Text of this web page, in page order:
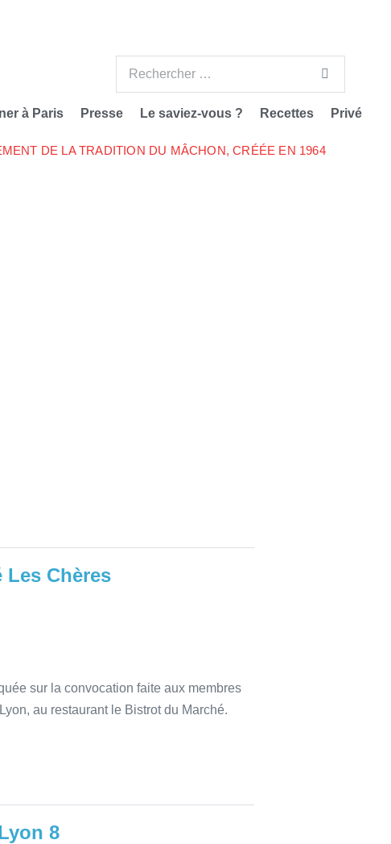
à Paris Presse Le saviez-vous ? Recettes Privé
DE LA TRADITION DU MÂCHON, CRÉÉE EN 1964
Chères
sur la convocation faite aux membres
au restaurant le Bistrot du Marché.
8